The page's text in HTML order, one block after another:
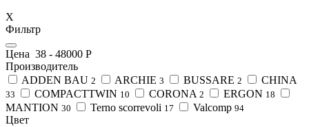
X
Фильтр
Цена 38 - 48000 Р
Производитель
ADDEN BAU 2 ARCHIE 3 BUSSARE 2 CHINA
33 COMPACTTWIN 10 CORONA 2 ERGON 18
MANTION 30 Terno scorrevoli 17 Valcomp 94
Цвет